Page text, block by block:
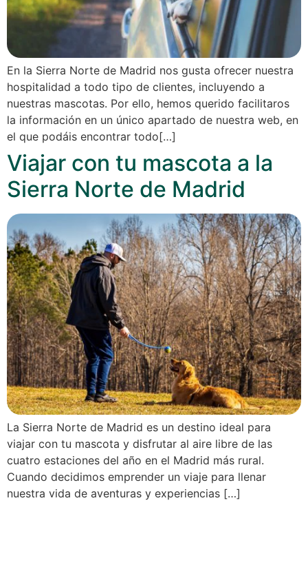
En la Sierra Norte de Madrid nos gusta ofrecer nuestra
hospitalidad a todo tipo de clientes, incluyendo a
nuestras mascotas. Por ello, hemos querido facilitaros
la información en un único apartado de nuestra web, en
el que podáis encontrar todo[…]
Viajar con tu mascota a la
Sierra Norte de Madrid
La Sierra Norte de Madrid es un destino ideal para
viajar con tu mascota y disfrutar al aire libre de las
cuatro estaciones del año en el Madrid más rural.
Cuando decidimos emprender un viaje para llenar
nuestra vida de aventuras y experiencias […]